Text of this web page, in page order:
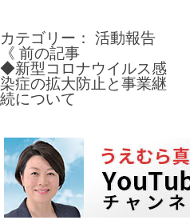
カテゴリー： 活動報告
投
稿
ビ
ゲ
ー
《 前の記事
◆新型コロナウイルス感
染症の拡大防止と事業継
続について